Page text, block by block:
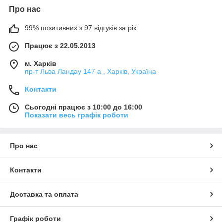
Про нас
99% позитивних з 97 відгуків за рік
Працює з 22.05.2013
м. Харків
пр-т Льва Ландау 147 а , Харків, Україна
Контакти
Сьогодні працює з 10:00 до 16:00
Показати весь графік роботи
Про нас
Контакти
Доставка та оплата
Графік роботи